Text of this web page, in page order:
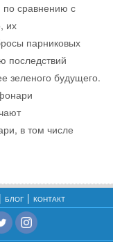
сравнению с
их
парниковых
последствий
зеленого будущего.
в том числе
БЛОГ КОНТАКТ